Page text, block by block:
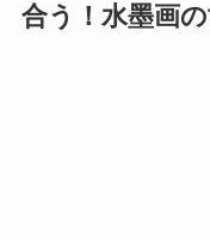
合う！水墨画の